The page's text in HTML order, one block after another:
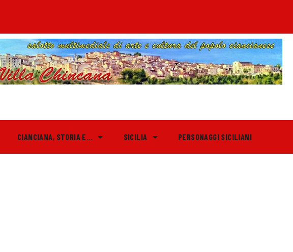
CIANCIANA, STORIA E… SICILIA PERSONAGGI SICILIANI